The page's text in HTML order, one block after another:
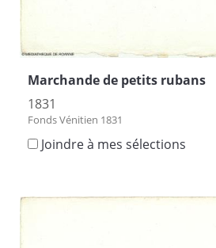
Marchande de petits rubans
1831
Fonds Vénitien 1831
Joindre à mes sélections